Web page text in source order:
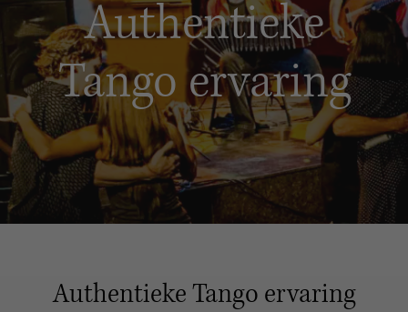
Authentieke
Tango ervaring
Authentieke Tango ervaring